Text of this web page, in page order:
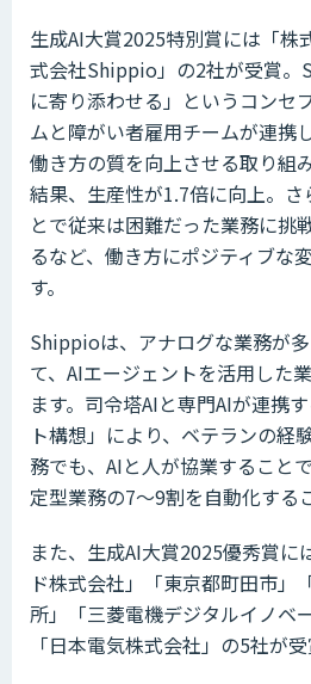
生成AI大賞2025特別賞には「株
式会社Shippio」の2社が受賞。
に寄り添わせる」というコンセ
ムと障がい者雇用チームが連携
働き方の質を向上させる取り組
結果、生産性が1.7倍に向上。さ
とで従来は困難だった業務に挑
るなど、働き方にポジティブな
す。
Shippioは、アナログな業務が
て、AIエージェントを活用した
ます。司令塔AIと専門AIが連携
ト構想」により、ベテランの経
務でも、AIと人が協業すること
定型業務の7〜9割を自動化する
また、生成AI大賞2025優秀賞に
ド株式会社」「東京都町田市」
所」「三菱電機デジタルイノベ
「日本電気株式会社」の5社が受